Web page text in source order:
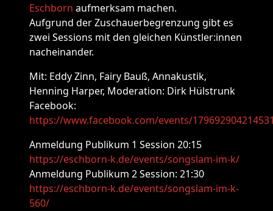
Eschborn aufmerksam machen.
Aufgrund der Zuschauerbegrenzung gibt es
zwei Sessions mit den gleichen Künstler:innen
nacheinander.
Mit: Eddy Zinn, Fairy Bauß, Annakustik,
Henning Harper, Moderation: Dirk Hülstrunk
Facebook:
https://www.facebook.com/events/
Anmeldung Publikum 1 Session 20:15
https://eschborn-k.de/events/songslam-im-k/
Anmeldung Publikum 2 Session: 21:30
https://eschborn-k.de/events/songslam-im-k-
560/